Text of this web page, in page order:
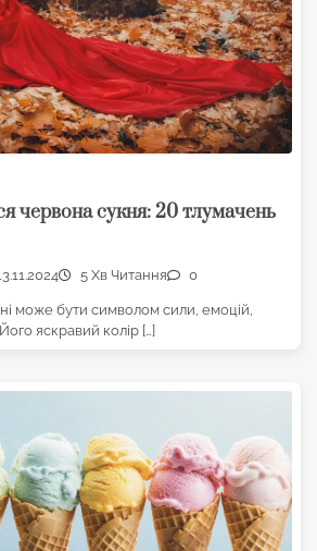
червона сукня: 20 тлумачень
5 Хв Читання 0
може бути символом сили, емоцій,
яскравий колір […]